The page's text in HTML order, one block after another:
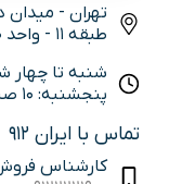
تهران -
طبقه 11 - واحد 10
شنبه تا چهار شنبه: 10
پنجشنبه: 10 صبح الی 14
تماس با ایران 912
کارشناس فروش: (9